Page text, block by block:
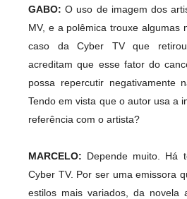
GABO: O uso de imagem dos
MV, e a polêmica trouxe algumas
caso da Cyber TV que
acreditam que esse fator do
possa repercutir negativamente
Tendo em vista que o autor usa a
referência com o artista?
MARCELO: Depende muito. Há
Cyber TV. Por ser uma emissora
estilos mais variados, da novela